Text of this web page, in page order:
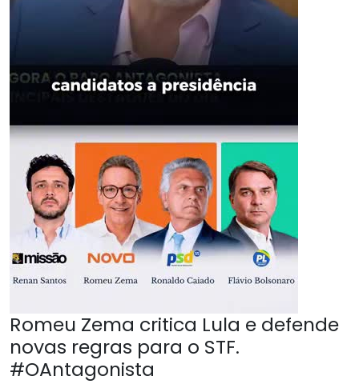
Romeu Zema critica Lula e defende
novas regras para o STF.
#OAntagonista